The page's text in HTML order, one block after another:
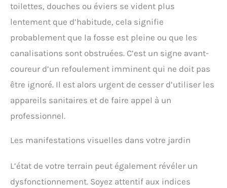
toilettes, douches ou éviers se vident plus
lentement que d’habitude, cela signifie
probablement que la fosse est pleine ou que les
canalisations sont obstruées. C’est un signe avant-
coureur d’un refoulement imminent qui ne doit pas
être ignoré. Il est alors urgent de cesser d’utiliser les
appareils sanitaires et de faire appel à un
professionnel.
Les manifestations visuelles dans votre jardin
L’état de votre terrain peut également révéler un
dysfonctionnement. Soyez attentif aux indices